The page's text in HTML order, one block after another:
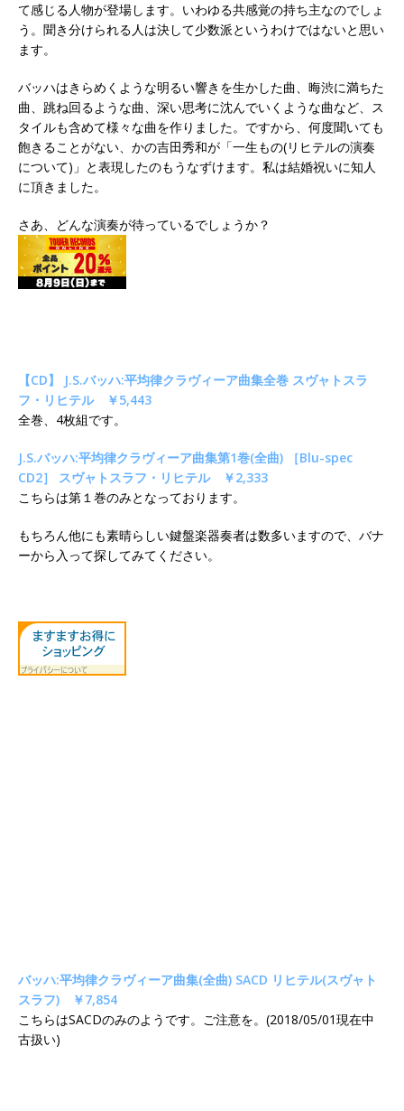
て感じる人物が登場します。いわゆる共感覚の持ち主なのでしょ
う。聞き分けられる人は決して少数派というわけではないと思い
ます。
バッハはきらめくような明るい響きを生かした曲、晦渋に満ちた
曲、跳ね回るような曲、深い思考に沈んでいくような曲など、ス
タイルも含めて様々な曲を作りました。ですから、何度聞いても
飽きることがない、かの吉田秀和が「一生もの(リヒテルの演奏
について)」と表現したのもうなずけます。私は結婚祝いに知人
に頂きました。
さあ、どんな演奏が待っているでしょうか？
【CD】 J.S.バッハ:平均律クラヴィーア曲集全巻 スヴャトスラ
フ・リヒテル ￥5,443
全巻、4枚組です。
J.S.バッハ:平均律クラヴィーア曲集第1巻(全曲) ［Blu-spec
CD2］ スヴャトスラフ・リヒテル ￥2,333
こちらは第１巻のみとなっております。
もちろん他にも素晴らしい鍵盤楽器奏者は数多いますので、バナ
ーから入って探してみてください。
バッハ:平均律クラヴィーア曲集(全曲) SACD リヒテル(スヴャト
スラフ) ￥7,854
こちらはSACDのみのようです。ご注意を。(2018/05/01現在中
古扱い)